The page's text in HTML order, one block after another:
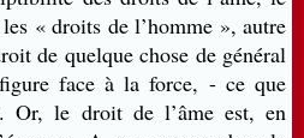
« droits de l’homme », autre
de quelque chose de général
face à la force, - ce que
Or, le droit de l’âme est, en